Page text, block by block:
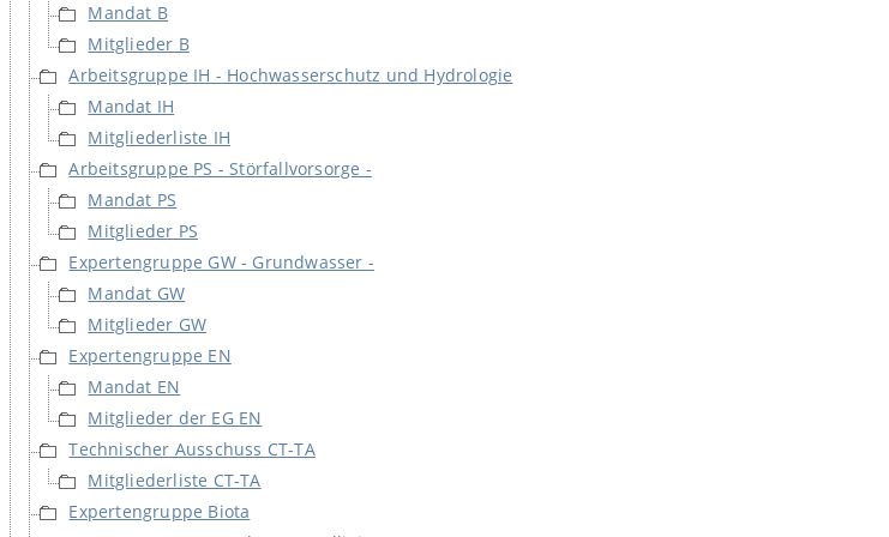
Mandat B
Mitglieder B
Arbeitsgruppe IH - Hochwasserschutz und Hydrologie
Mandat IH
Mitgliederliste IH
Arbeitsgruppe PS - Störfallvorsorge -
Mandat PS
Mitglieder PS
Expertengruppe GW - Grundwasser -
Mandat GW
Mitglieder GW
Expertengruppe EN
Mandat EN
Mitglieder der EG EN
Technischer Ausschuss CT-TA
Mitgliederliste CT-TA
Expertengruppe Biota